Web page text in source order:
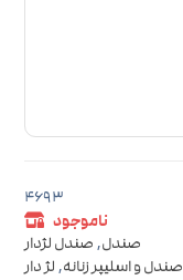
4693
ناموجود
صندل, صندل لژدار
صندل و اسلیپر زنانه, لژ دار